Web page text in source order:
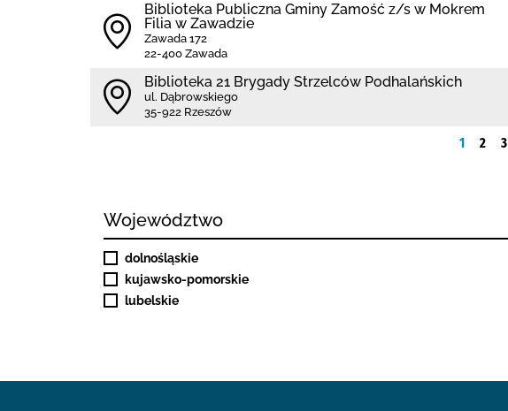
Biblio­teka Publiczna Gminy Zamość z/s w Mokrem
Filia w Zawadzie
Zawada 172
22-400 Zawada
Biblioteka 21 Brygady Strzelców Podhalańskich
ul. Dąbrowskiego
35-922 Rzeszów
1 2 3
Województwo
dolnośląskie
kujawsko-pomorskie
lubelskie